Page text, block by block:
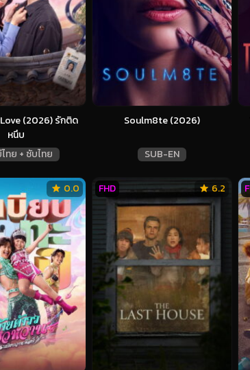
(2026) รักติด
หนึบ
ทย + ซับไทย
Soulm8te (2026)
SUB-EN
0.0 6.2
FHD